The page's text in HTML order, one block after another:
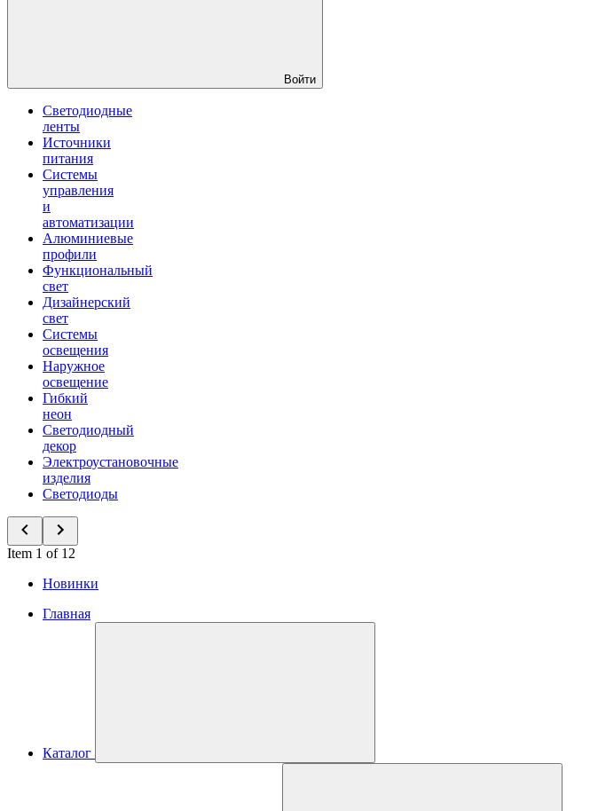
Войти
Светодиодные
ленты
Источники
питания
Системы
управления
и
автоматизации
Алюминиевые
профили
Функциональный
свет
Дизайнерский
свет
Системы
освещения
Наружное
освещение
Гибкий
неон
Светодиодный
декор
Электроустановочные
изделия
Светодиоды
Item 1 of 12
Новинки
Главная
Каталог